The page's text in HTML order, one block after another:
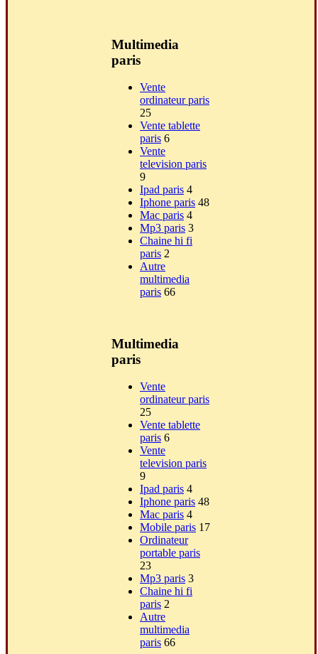
Multimedia
paris
Vente
ordinateur paris
25
Vente tablette
paris 6
Vente
television paris
9
Ipad paris 4
Iphone paris 48
Mac paris 4
Mp3 paris 3
Chaine hi fi
paris 2
Autre
multimedia
paris 66
Multimedia
paris
Vente
ordinateur paris
25
Vente tablette
paris 6
Vente
television paris
9
Ipad paris 4
Iphone paris 48
Mac paris 4
Mobile paris 17
Ordinateur
portable paris
23
Mp3 paris 3
Chaine hi fi
paris 2
Autre
multimedia
paris 66